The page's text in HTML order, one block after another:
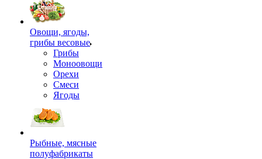
Овощи, ягоды,
грибы весовые
Грибы
Моноовощи
Орехи
Смеси
Ягоды
Рыбные, мясные
полуфабрикаты